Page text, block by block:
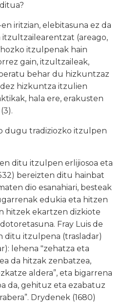
iritzian, elebitasuna ez da
(areago,
itzulpenak hain
gain, itzultzaileak,
behar du hizkuntzaz
hizkuntza itzulien
hala ere, erakusten
dugu tradiziozko itzulpen
ditu itzulpen erlijiosoa eta
bereizten ditu hainbat
dio esanahiari, besteak
edukia eta hitzen
hitzek ekartzen dizkiote
Fray Luis de
ditu itzulpena (trasladar)
lehena "zehatza eta
da hitzak zenbatzea,
aldera”, eta bigarrena
da, gehituz eta ezabatuz
Drydenek (1680)